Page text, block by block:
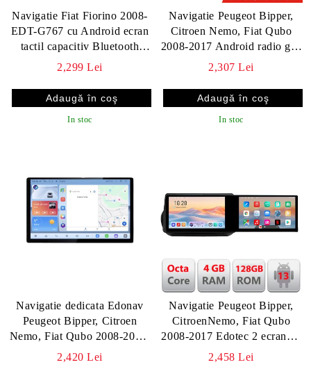
Navigatie Fiat Fiorino 2008-
EDT-G767 cu Android ecran
tactil capacitiv Bluetooth
Internet GPS v1
2,299 Lei
In stoc
Navigatie Peugeot Bipper,
Citroen Nemo, Fiat Qubo
2008-2017 Android radio gps
internet 8 core 6+128 Lenovo
2,307 Lei
In stoc
Navigatie dedicata Edonav
Peugeot Bipper, Citroen
Nemo, Fiat Qubo 2008-2017,
Ecran 1K QLED
2,420 Lei
Navigatie Peugeot Bipper,
CitroenNemo, Fiat Qubo
2008-2017 Edotec 2 ecrane 8
core 4+128 21.6 inch Incell
2,458 Lei